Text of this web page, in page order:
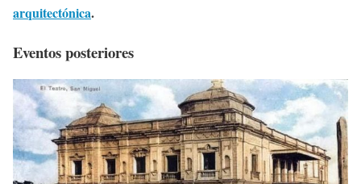
arquitectónica.
Eventos posteriores